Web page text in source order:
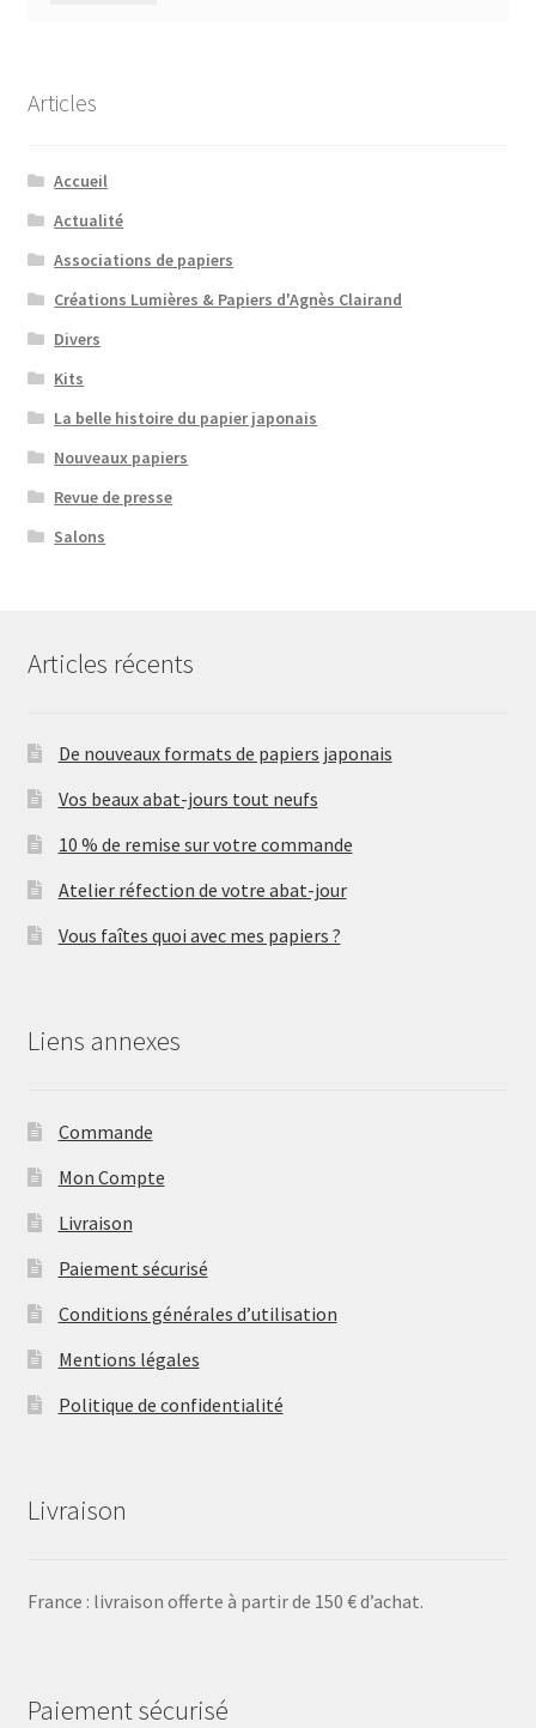
Articles
Accueil
Actualité
Associations de papiers
Créations Lumières & Papiers d'Agnès Clairand
Divers
Kits
La belle histoire du papier japonais
Nouveaux papiers
Revue de presse
Salons
Articles récents
De nouveaux formats de papiers japonais
Vos beaux abat-jours tout neufs
10 % de remise sur votre commande
Atelier réfection de votre abat-jour
Vous faîtes quoi avec mes papiers ?
Liens annexes
Commande
Mon Compte
Livraison
Paiement sécurisé
Conditions générales d’utilisation
Mentions légales
Politique de confidentialité
Livraison
France : livraison offerte à partir de 150 € d’achat.
Paiement sécurisé